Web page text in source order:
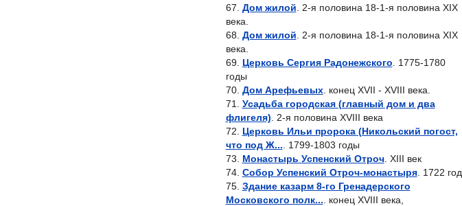
Дом жилой . 2-я половина 18-1-я половина XIX
века.
Дом жилой . 2-я половина 18-1-я половина XIX
века.
Церковь Сергия Радонежского . 1775-1780
годы
Дом Арефьевых. конец XVII - XVIII века.
Усадьба городская (главный дом и два
флигеля) . 2-я половина XVIII века
Церковь Ильи пророка (Никольский погост,
что под Ж... . 1799-1803 годы
Монастырь Успенский Отроч. XIII век
Собор Успенский Отроч-монастыря. 1722 год
Здание казарм 8-го Гренадерского
Московского полк... . конец XVIII века,